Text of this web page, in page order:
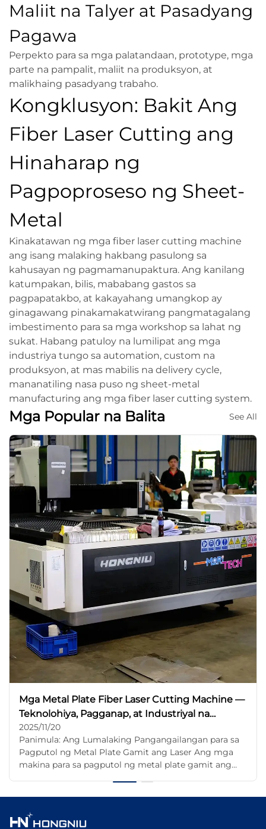
Maliit na Talyer at Pasadyang
Pagawa
Perpekto para sa mga palatandaan, prototype, mga
parte na pampalit, maliit na produksyon, at
malikhaing pasadyang trabaho.
Kongklusyon: Bakit Ang
Fiber Laser Cutting ang
Hinaharap ng
Pagpoproseso ng Sheet-
Metal
Kinakatawan ng mga fiber laser cutting machine
ang isang malaking hakbang pasulong sa
kahusayan ng pagmamanupaktura. Ang kanilang
katumpakan, bilis, mababang gastos sa
pagpapatakbo, at kakayahang umangkop ay
ginagawang pinakamakatwirang pangmatagalang
imbestimento para sa mga workshop sa lahat ng
sukat. Habang patuloy na lumilipat ang mga
industriya tungo sa automation, custom na
produksyon, at mas mabilis na delivery cycle,
mananatiling nasa puso ng sheet-metal
manufacturing ang mga fiber laser cutting system.
Mga Popular na Balita See All
Mga Metal Plate Fiber Laser Cutting Machine —
Teknolohiya, Pagganap, at Industriyal na
Aplikasyon
2025/11/20
Panimula: Ang Lumalaking Pangangailangan para sa
Pagputol ng Metal Plate Gamit ang Laser Ang mga
makina para sa pagputol ng metal plate gamit ang
mabilis na produksyon, at red...